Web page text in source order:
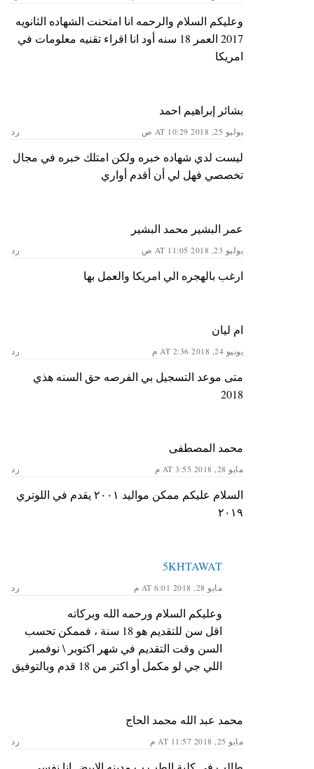
وعليكم السلام والرحمه انا امتحنت الشهاده الثانويه
2017 العمر 18 سنه أود انا اقراء تقنيه معلومات في
امريكا
بشائر إبراهيم احمد
يوليو 25, 2018 AT 10:29 ص رد
ليست لدي شهاده خبره ولكن امتلك خبره في مجال
تخصصي فهل لي أن أقدم أواري
عمر البشير محمد البشير
يوليو 23, 2018 AT 11:05 ص رد
ارغب بالهجره الي امريكا والعمل بها
ام ليان
يونيو 24, 2018 AT 2:36 م رد
متى موعد التسجيل بي الفرصه حق السنه هذي
2018
محمد المصطفى
مايو 28, 2018 AT 3:55 م رد
السلام عليكم ممكن مواليد ٢٠٠١ يقدم في اللوتري
٢٠١٩
5KHTAWAT
مايو 28, 2018 AT 6:01 م رد
وعليكم السلام ورحمه الله وبركاته
اقل سن للتقديم هو 18 سنة ، فممكن تحسب
السن وقت التقديم في شهر اكتوبر \ نوفمبر
اللي جي لو مكمل أو اكتر من 18 قدم وبالتوفيق
محمد عبد الله محمد الحاج
مايو 25, 2018 AT 11:57 م رد